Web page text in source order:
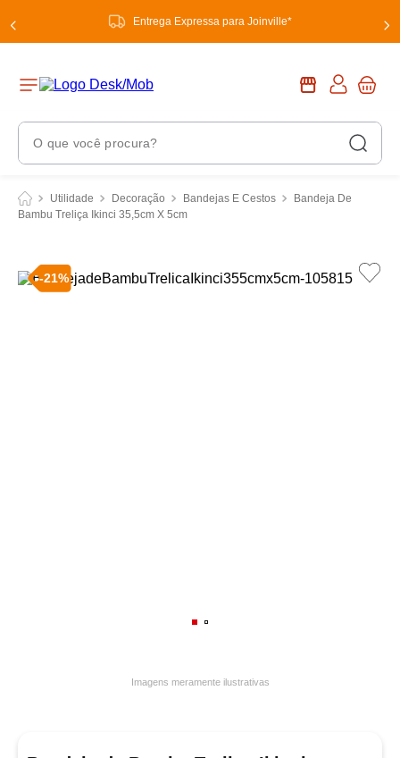
Entrega Expressa para Joinville*
O que você procura?
Utilidade Decoração Bandejas E Cestos
Bandeja De
Bambu Treliça Ikinci 35,5cm X 5cm
-21%
Imagens meramente ilustrativas
Termos Mais Buscados
chuveiro
3º torneira